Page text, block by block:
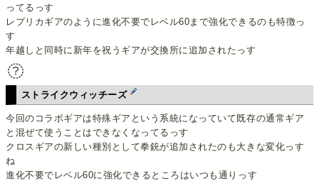
ってるっす
レプリカギアのように進化不要でレベル60まで強化できるのも特徴っ
す
年越しと同時に新年を祝うギアが交換所に追加されたっす
ストライクウィッチーズ
今回のコラボギアは特殊ギアという系統になっていて既存の通常ギア
と混ぜて使うことはできなくなってるっす
クロスギアの新しい種別として拳銃が追加されたのも大きな変化っす
ね
進化不要でレベル60に強化できるところはいつも通りっす